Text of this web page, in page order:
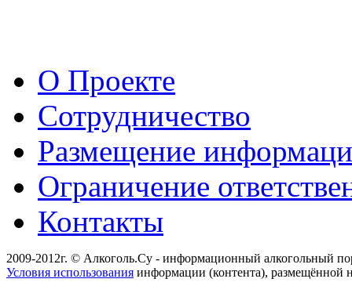
О Проекте
Сотрудничество
Размещение
Ограничение
Контакты
2009-2012г. © Алкоголь.Су - информационный алкогольный
Условия использования информации (контента), размещённой